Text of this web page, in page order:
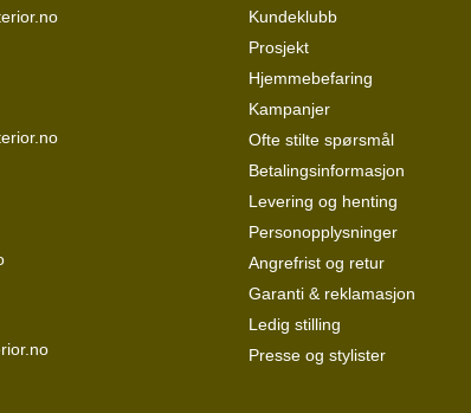
Kundeklubb
Prosjekt
Hjemmebefaring
Kampanjer
Ofte stilte spørsmål
Betalingsinformasjon
Levering og henting
Personopplysninger
Angrefrist og retur
Garanti & reklamasjon
Ledig stilling
Presse og stylister